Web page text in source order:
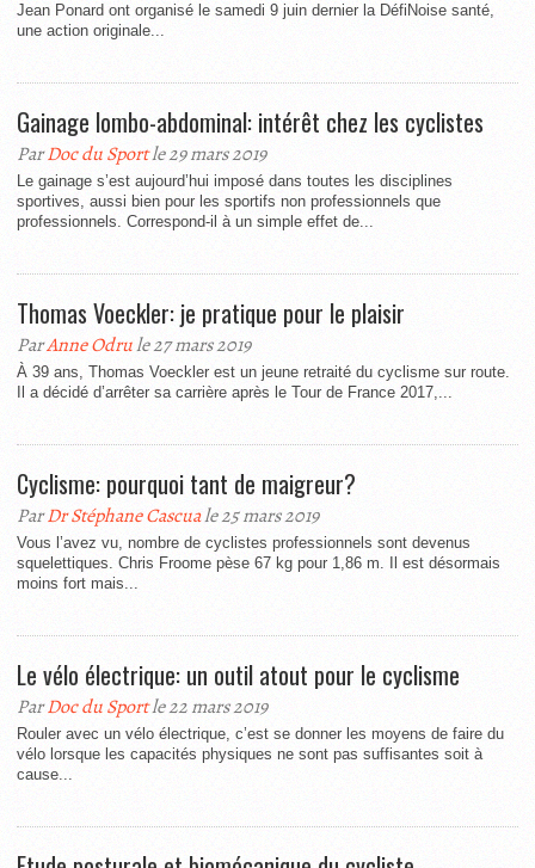
Jean Ponard ont organisé le samedi 9 juin dernier la DéfiNoise santé,
une action originale...
Gainage lombo-abdominal: intérêt chez les cyclistes
ParDoc du Sportle 29 mars 2019
Le gainage s’est aujourd’hui imposé dans toutes les disciplines
sportives, aussi bien pour les sportifs non professionnels que
professionnels. Correspond-il à un simple effet de...
Thomas Voeckler: je pratique pour le plaisir
ParAnne Odrule 27 mars 2019
À 39 ans, Thomas Voeckler est un jeune retraité du cyclisme sur route.
Il a décidé d’arrêter sa carrière après le Tour de France 2017,...
Cyclisme: pourquoi tant de maigreur?
ParDr Stéphane Cascuale 25 mars 2019
Vous l’avez vu, nombre de cyclistes professionnels sont devenus
squelettiques. Chris Froome pèse 67 kg pour 1,86 m. Il est désormais
moins fort mais...
Le vélo électrique: un outil atout pour le cyclisme
ParDoc du Sportle 22 mars 2019
Rouler avec un vélo électrique, c’est se donner les moyens de faire du
vélo lorsque les capacités physiques ne sont pas suffisantes soit à
cause...